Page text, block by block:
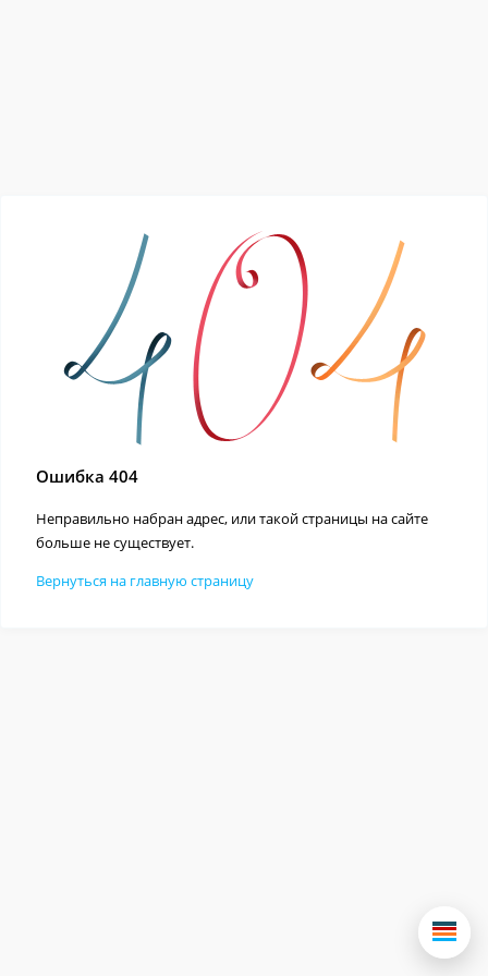
Ошибка 404
Неправильно набран адрес, или такой страницы на сайте
больше не существует.
Вернуться на главную страницу